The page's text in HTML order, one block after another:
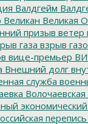
Валдгейм
Великан Великая
призыв ветер
газа взрыв
вице-премьер
Внешний долг
служба